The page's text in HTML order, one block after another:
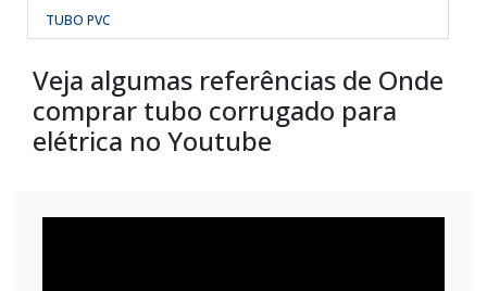
TUBO PVC
Veja algumas referências de Onde
comprar tubo corrugado para
elétrica no Youtube